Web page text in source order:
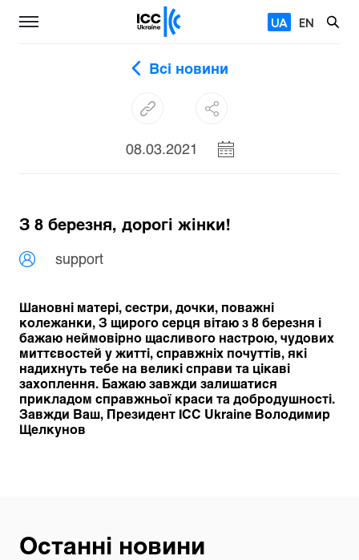
UA EN
Всі новини
08.03.2021
З 8 березня, дорогі жінки!
support
Шановні матері, сестри, дочки, поважні
колежанки, З щирого серця вітаю з 8 березня і
бажаю неймовірно щасливого настрою, чудових
миттєвостей у житті, справжніх почуттів, які
надихнуть тебе на великі справи та цікаві
захоплення. Бажаю завжди залишатися
прикладом справжньої краси та добродушності.
Завжди Ваш, Президент ІСС Ukraine Володимир
Щелкунов
Останні новини